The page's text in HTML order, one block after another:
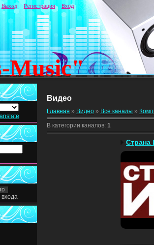
Music"
Выход Регистрация Вход
Видео
Главная » Видео » Все каналы »
В категории каналов: 1
Страна